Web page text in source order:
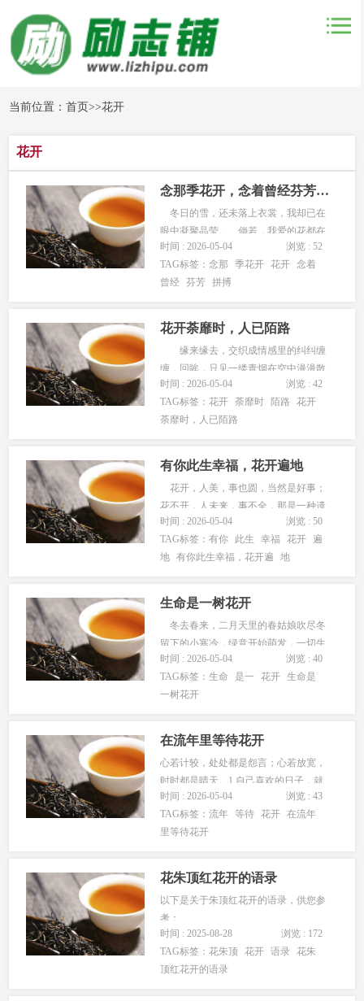
当前位置：首页>>花开
花开
念那季花开，念着曾经芬芳拼搏
冬日的雪，还未落上衣裳，我却已在
眼中凝聚晶莹。 倘若，我爱的花都在
我指间凋谢，我会不会悲伤的拾起那些
花瓣，默默拼凑成一场似水流年。
或许，记忆留下的那场花开早已虚幻，
许多笑脸。 大概是宿命，最终只是有
时间 : 2026-05-04
浏览 : 52
TAG标签：念那 季花开 花开 念着
曾经 芬芳 拼搏
花开荼靡时，人已陌路
缘来缘去，交织成情感里的纠纠缠
缠，回眸，只见一缕青烟在空中漫漫散
尽。那就收起你的怜悯，收藏你给的疼
惜，情爱世界里的天荒地老我也只能在
文字里膜拜，这一段素妆淡抹的爱恋，
缝隙里飘然而出。 这一次，是最深
情...
时间 : 2026-05-04
浏览 : 42
TAG标签：花开 荼靡时 陌路
花开
荼靡时，人已陌路
有你此生幸福，花开遍地
花开，人美，事也圆，当然是好事；
花不开，人未来，事不全，那是一种遗
憾。 当然好事人人喜，遗憾也有它
美丽的一面。有篇文章中提到，花开之
时，意味花快要凋零；月圆之时，月快
盼开放，月在期待圆满。说明花和月还
时间 : 2026-05-04
浏览 : 50
TAG标签：有你 此生 幸福 花开
遍
地 有你此生幸福，花开遍 地
生命是一树花开
冬去春来，二月天里的春姑娘吹尽冬
留下的小寒冷，绿意开始萌发，一切生
机盎然，充满希望。爱是最美好的人间
四月天，生命便是爱。春风吹着一树花
开，生命就是一树花开，或安静或热
年轮中渐次厚重，那些天真的、跃动
时间 : 2026-05-04
浏览 : 40
TAG标签：生命 是一 花开 生命是
一树花开
在流年里等待花开
心若计较，处处都是怨言；心若放宽，
时时都是晴天。1.自己喜欢的日子，就
是最美的日子；适合自己的活法，就是
最好的活法。2.以恬淡的模样，经历烟
雨尘风的袭击，还原初时的自己。3.青
再淋一次。4.在流年里等待花开...
时间 : 2026-05-04
浏览 : 43
TAG标签：流年 等待 花开 在流年
里等待花开
花朱顶红花开的语录
以下是关于朱顶红花开的语录，供您参
考：...
时间 : 2025-08-28
浏览 : 172
TAG标签：花朱顶 花开 语录 花朱
顶红花开的语录